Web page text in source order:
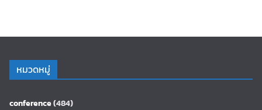
หมวดหมู่
conference(484)